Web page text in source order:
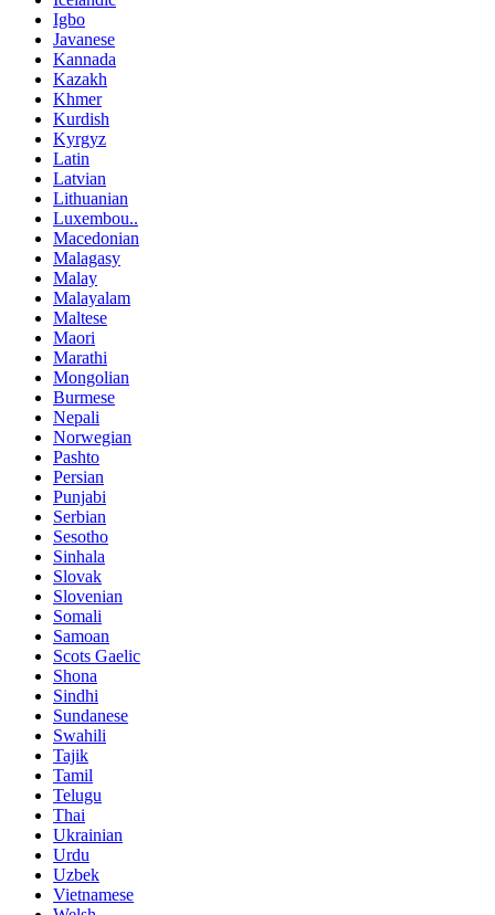
Igbo
Javanese
Kannada
Kazakh
Khmer
Kurdish
Kyrgyz
Latin
Latvian
Lithuanian
Luxembou..
Macedonian
Malagasy
Malay
Malayalam
Maltese
Maori
Marathi
Mongolian
Burmese
Nepali
Norwegian
Pashto
Persian
Punjabi
Serbian
Sesotho
Sinhala
Slovak
Slovenian
Somali
Samoan
Scots Gaelic
Shona
Sindhi
Sundanese
Swahili
Tajik
Tamil
Telugu
Thai
Ukrainian
Urdu
Uzbek
Vietnamese